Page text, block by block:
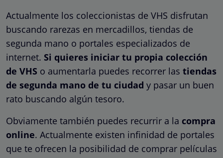
Actualmente los coleccionistas de VHS disfrutan
buscando rarezas en mercadillos, tiendas de
segunda mano o portales especializados de
internet. Si quieres iniciar tu propia colección
de VHS o aumentarla puedes recorrer las tiendas
de segunda mano de tu ciudad y pasar un buen
rato buscando algún tesoro.
Obviamente también puedes recurrir a la compra
online. Actualmente existen infinidad de portales
que te ofrecen la posibilidad de comprar películas